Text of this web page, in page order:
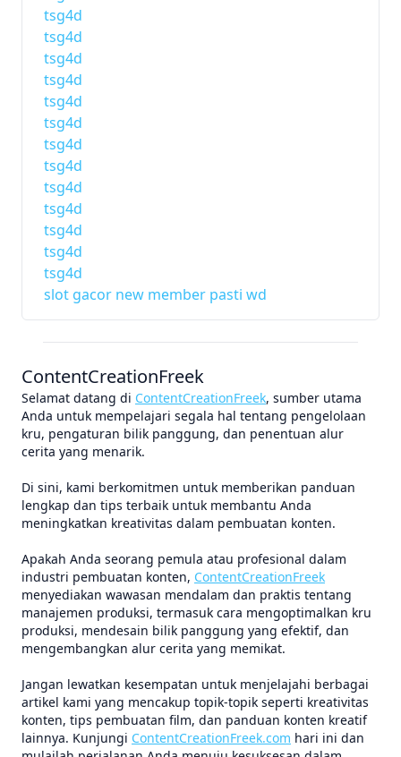
tsg4d
tsg4d
tsg4d
tsg4d
tsg4d
tsg4d
tsg4d
tsg4d
tsg4d
tsg4d
tsg4d
tsg4d
tsg4d
slot gacor new member pasti wd
ContentCreationFreek
Selamat datang di ContentCreationFreek, sumber utama
Anda untuk mempelajari segala hal tentang pengelolaan
kru, pengaturan bilik panggung, dan penentuan alur
cerita yang menarik.
Di sini, kami berkomitmen untuk memberikan panduan
lengkap dan tips terbaik untuk membantu Anda
meningkatkan kreativitas dalam pembuatan konten.
Apakah Anda seorang pemula atau profesional dalam
industri pembuatan konten, ContentCreationFreek
menyediakan wawasan mendalam dan praktis tentang
manajemen produksi, termasuk cara mengoptimalkan kru
produksi, mendesain bilik panggung yang efektif, dan
mengembangkan alur cerita yang memikat.
Jangan lewatkan kesempatan untuk menjelajahi berbagai
artikel kami yang mencakup topik-topik seperti kreativitas
konten, tips pembuatan film, dan panduan konten kreatif
lainnya. Kunjungi ContentCreationFreek.com hari ini dan